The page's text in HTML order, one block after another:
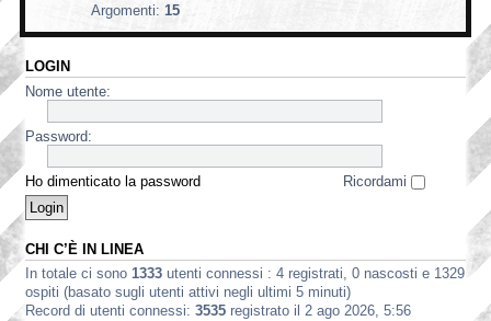
Argomenti: 15
LOGIN
Nome utente:
Password:
Ho dimenticato la password Ricordami
CHI C’È IN LINEA
In totale ci sono 1333 utenti connessi : 4 registrati, 0 nascosti e 1329
ospiti (basato sugli utenti attivi negli ultimi 5 minuti)
Record di utenti connessi: 3535 registrato il 2 ago 2026, 5:56